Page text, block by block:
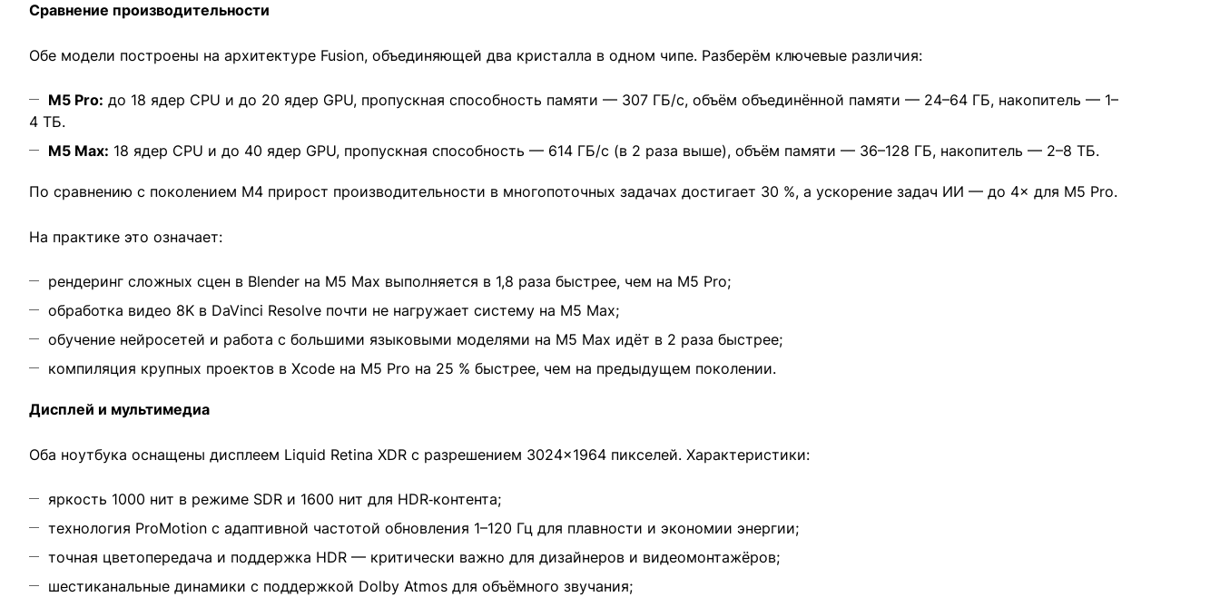
Сравнение производительности
Обе модели построены на архитектуре Fusion, объединяющей два кристалла в одном чипе. Разберём ключевые различия:
M5 Pro: до 18 ядер CPU и до 20 ядер GPU, пропускная способность памяти — 307 ГБ/с, объём объединённой памяти — 24–64 ГБ, накопитель — 1–
4 ТБ.
M5 Max: 18 ядер CPU и до 40 ядер GPU, пропускная способность — 614 ГБ/с (в 2 раза выше), объём памяти — 36–128 ГБ, накопитель — 2–8 ТБ.
По сравнению с поколением M4 прирост производительности в многопоточных задачах достигает 30 %, а ускорение задач ИИ — до 4× для M5 Pro.
На практике это означает:
рендеринг сложных сцен в Blender на M5 Max выполняется в 1,8 раза быстрее, чем на M5 Pro;
обработка видео 8K в DaVinci Resolve почти не нагружает систему на M5 Max;
обучение нейросетей и работа с большими языковыми моделями на M5 Max идёт в 2 раза быстрее;
компиляция крупных проектов в Xcode на M5 Pro на 25 % быстрее, чем на предыдущем поколении.
Дисплей и мультимедиа
Оба ноутбука оснащены дисплеем Liquid Retina XDR с разрешением 3024×1964 пикселей. Характеристики:
яркость 1000 нит в режиме SDR и 1600 нит для HDR‑контента;
технология ProMotion с адаптивной частотой обновления 1–120 Гц для плавности и экономии энергии;
точная цветопередача и поддержка HDR — критически важно для дизайнеров и видеомонтажёров;
шестиканальные динамики с поддержкой Dolby Atmos для объёмного звучания;